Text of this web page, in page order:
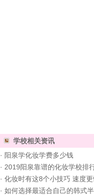
学校相关资讯
· 阳泉学化妆学费多少钱
· 2019阳泉靠谱的化妆学校排
· 化妆时有这8个小技巧 速度
· 如何选择最适合自己的韩式